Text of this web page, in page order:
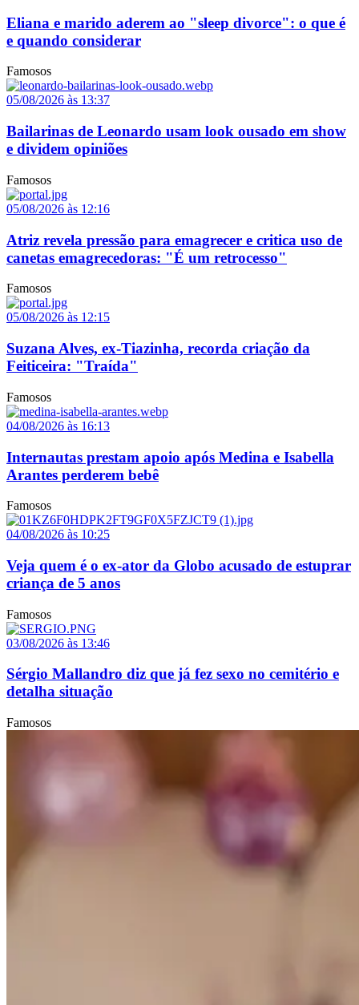
Eliana e marido aderem ao "sleep divorce": o que é
e quando considerar
Famosos
05/08/2026 às 13:37
Bailarinas de Leonardo usam look ousado em show
e dividem opiniões
Famosos
05/08/2026 às 12:16
Atriz revela pressão para emagrecer e critica uso de
canetas emagrecedoras: "É um retrocesso"
Famosos
05/08/2026 às 12:15
Suzana Alves, ex-Tiazinha, recorda criação da
Feiticeira: "Traída"
Famosos
04/08/2026 às 16:13
Internautas prestam apoio após Medina e Isabella
Arantes perderem bebê
Famosos
04/08/2026 às 10:25
Veja quem é o ex-ator da Globo acusado de estuprar
criança de 5 anos
Famosos
03/08/2026 às 13:46
Sérgio Mallandro diz que já fez sexo no cemitério e
detalha situação
Famosos